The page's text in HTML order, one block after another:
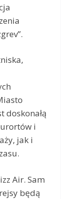
doskonałą
i
jak i
Air. Sam
będą